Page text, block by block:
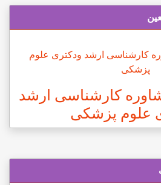
کارشناسی ارشد
علوم پزشکی